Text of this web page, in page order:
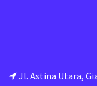
Jl. Astina Utara,